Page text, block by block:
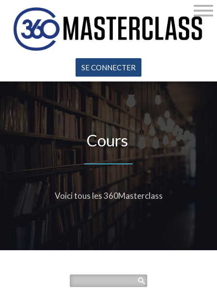
SE CONNECTER
Cours
Voici tous les 360Masterclass